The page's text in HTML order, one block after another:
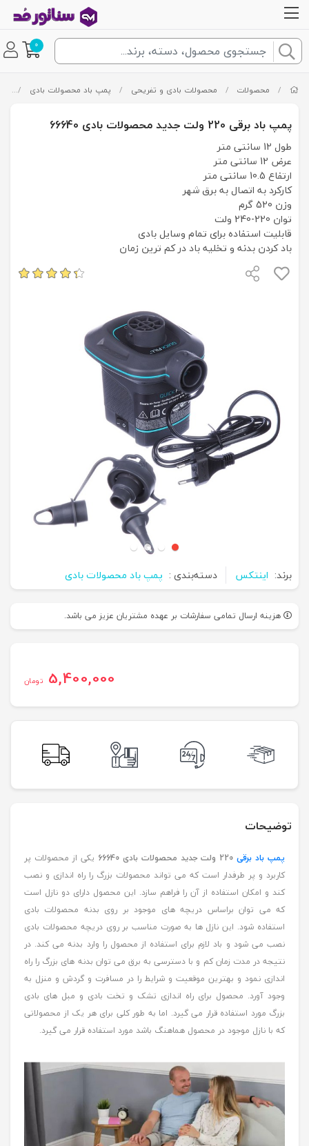
0
/ محصولات / محصولات بادی و تفریحی / پمپ باد محصولات بادی /
پمپ باد برقی 220 ولت جدید محصولات بادی 66640
طول 12 سانتی متر
عرض 12 سانتی متر
ارتفاع 10.5 سانتی متر
کارکرد به اتصال به برق شهر
وزن 520 گرم
توان 220-240 ولت
قابلیت استفاده برای تمام وسایل بادی
باد کردن بدنه و تخلیه باد در کم ترین زمان
برند: اینتکس دسته‌بندی : پمپ باد محصولات بادی
هزینه ارسال تمامی سفارشات بر عهده مشتریان عزیز می باشد.
5,400,000 تومان
توضیحات
پمپ باد برقی
یکی از محصولات پر
کاربرد و پر طرفدار است که می تواند محصولات بزرگ را راه اندازی و نصب
کند و امکان استفاده از آن را فراهم سازد. این محصول دارای دو نازل است
که می توان براساس دریچه های موجود بر روی بدنه محصولات بادی
استفاده شود. این نازل ها به صورت مناسب بر روی دریچه محصولات بادی
نصب می شود و باد لازم برای استفاده از محصول را وارد بدنه می کند. در
نتیجه در مدت زمان کم و با دسترسی به برق می توان بدنه های بزرگ را راه
اندازی نمود و بهترین موقعیت و شرایط را در مسافرت و گردش و منزل به
وجود آورد. محصول برای راه اندازی تشک و تخت بادی و مبل های بادی
بزرگ مورد استفاده قرار می گیرد. اما به طور کلی برای هر یک از محصولاتی
که با نازل موجود در محصول هماهنگ باشد مورد استفاده قرار می گیرد.